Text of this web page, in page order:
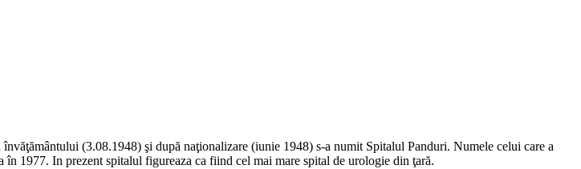
(3.08.1948) şi după naţionalizare (iunie 1948) s-a numit Spitalul Panduri. Numele celui care a
1977. In prezent spitalul figureaza ca fiind cel mai mare spital de urologie din ţară.